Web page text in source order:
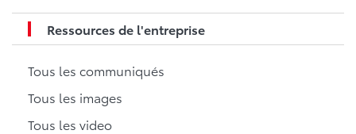
Ressources de l'entreprise
Tous les communiqués
Tous les images
Tous les video